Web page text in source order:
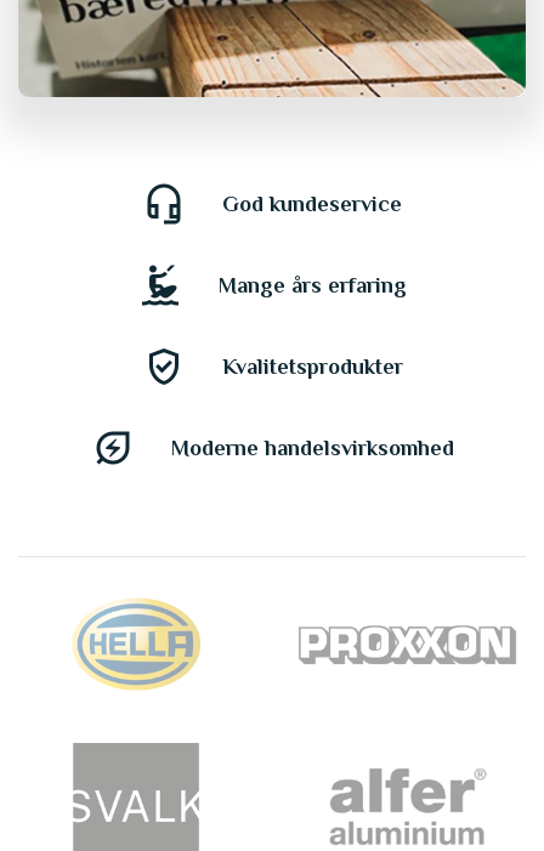
headset_mic God kundeservice
kitesurfing Mange års erfaring
gpp_good Kvalitetsprodukter
energy_savings_leaf Moderne handelsvirksomhed